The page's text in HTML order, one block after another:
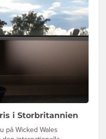
i Storbritannien
på Wicked Wales